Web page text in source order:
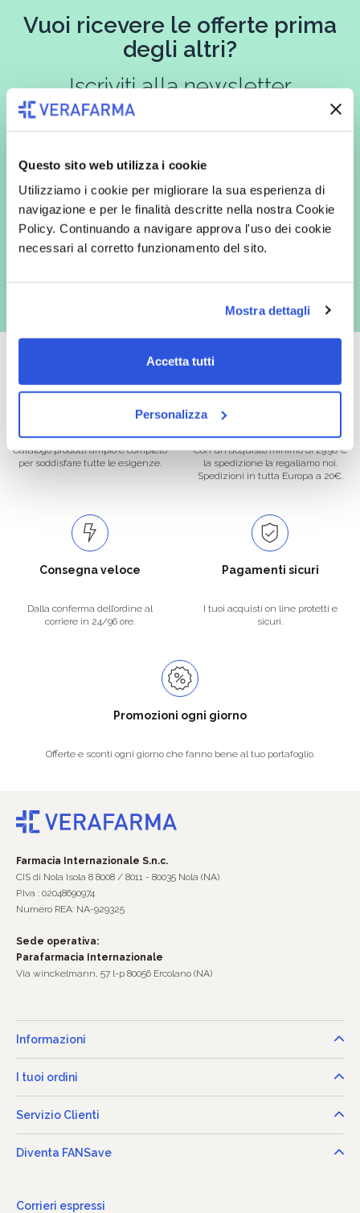
Questo sito web utilizza i cookie
Utilizziamo i cookie per migliorare la sua esperienza di
navigazione e per le finalità descritte nella nostra Cookie
Policy. Continuando a navigare approva l'uso dei cookie
necessari al corretto funzionamento del sito.
Mostra dettagli
Accetta tutti
Personalizza
Vuoi ricevere le offerte prima
degli altri?
Iscriviti alla newsletter
In qualità di interessato, avendo letto l’informativa
espressamente al trattamento dei miei dati personali per finalità
commerciali da parte di Verafarma, tra cui invio di comunicazioni
con inviti e comunicazioni commerciali - e modalità tradizionali, quali ad
es. posta cartacea)
Oltre 50.000 prodotti
Catalogo prodotti ampio e completo
per soddisfare tutte le esigenze.
Spedizione gratuita
Con un acquisto minimo di 29.90 €
la spedizione la regaliamo noi.
Spedizioni in tutta Europa a 20€.
Consegna veloce
Dalla conferma dell’ordine al
corriere in 24/96 ore.
Pagamenti sicuri
I tuoi acquisti on line protetti e
sicuri.
Promozioni ogni giorno
Offerte e sconti ogni giorno che fanno bene al tuo portafoglio.
Farmacia Internazionale S.n.c.
CIS di Nola Isola 8 8008 / 8011 - 80035 Nola (NA)
P.Iva : 02048690974
Numero REA: NA-929325
Sede operativa:
Parafarmacia Internazionale
Via winckelmann, 57 l-p 80056 Ercolano (NA)
Informazioni
I tuoi ordini
Servizio Clienti
Diventa FANSave
Corrieri espressi